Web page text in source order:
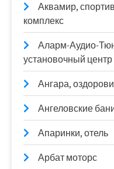
Аквамир,
комплекс
Аларм-Аудио-
установочный центр
Ангара,
Ангеловские
Апаринки, отель
Арбат моторс